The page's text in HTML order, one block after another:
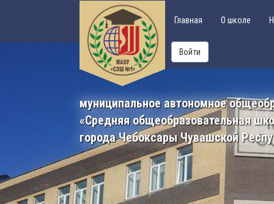
Главная О школе
Войти
муниципальное автономное
«Средняя общеобразовательная
города Чебоксары Чувашской